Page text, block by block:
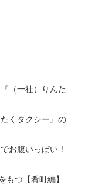
（一社）りんた
くタクシー』の
お腹いっぱい！
もつ【肴町編】